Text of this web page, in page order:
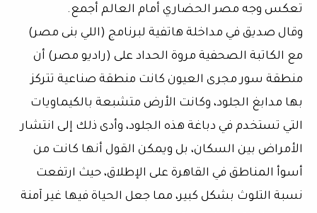
تعكس وجه مصر الحضاري أمام العالم أجمع.
وقال صديق في مداخلة هاتفية لبرنامج (اللي بنى مصر)
مع الكاتبة الصحفية مروة الحداد على (راديو مصر) أن
منطقة سور مجرى العيون كانت منطقة صناعية تتركز
بها مدابغ الجلود، وكانت الأرض متشبعة بالكيماويات
التي تستخدم في دباغة هذه الجلود، وأدى ذلك إلى انتشار
الأمراض بين السكان، بل ويمكن القول أنها كانت من
أسوأ المناطق في القاهرة على الإطلاق، حيث ارتفعت
نسبة التلوث بشكل كبير، مما جعل الحياة فيها غير آمنة